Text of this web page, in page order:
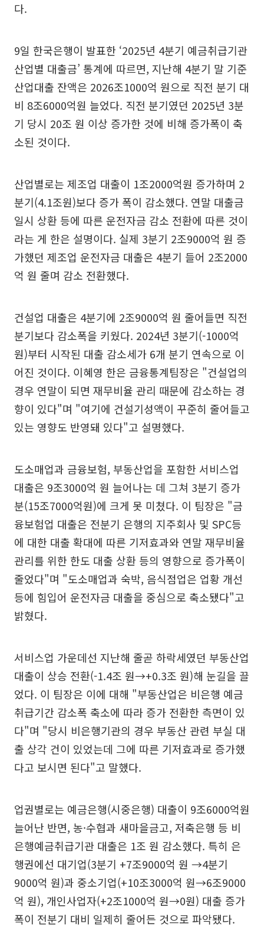
다.
9일 한국은행이 발표한 ‘2025년 4분기 예금취급기관
산업별 대출금’ 통계에 따르면, 지난해 4분기 말 기준
산업대출 잔액은 2026조1000억 원으로 직전 분기 대
비 8조6000억원 늘었다. 직전 분기였던 2025년 3분
기 당시 20조 원 이상 증가한 것에 비해 증가폭이 축
소된 것이다.
산업별로는 제조업 대출이 1조2000억원 증가하며 2
분기(4.1조원)보다 증가 폭이 감소했다. 연말 대출금
일시 상환 등에 따른 운전자금 감소 전환에 따른 것이
라는 게 한은 설명이다. 실제 3분기 2조9000억 원 증
가했던 제조업 운전자금 대출은 4분기 들어 2조2000
억 원 줄며 감소 전환했다.
건설업 대출은 4분기에 2조9000억 원 줄어들면 직전
분기보다 감소폭을 키웠다. 2024년 3분기(-1000억
원)부터 시작된 대출 감소세가 6개 분기 연속으로 이
어진 것이다. 이혜영 한은 금융통계팀장은 "건설업의
경우 연말이 되면 재무비율 관리 때문에 감소하는 경
향이 있다"며 "여기에 건설기성액이 꾸준히 줄어들고
있는 영향도 반영돼 있다"고 설명했다.
도소매업과 금융보험, 부동산업을 포함한 서비스업
대출은 9조3000억 원 늘어나는 데 그쳐 3분기 증가
분(15조7000억원)에 크게 못 미쳤다. 이 팀장은 "금
융보험업 대출은 전분기 은행의 지주회사 및 SPC등
에 대한 대출 확대에 따른 기저효과와 연말 재무비율
관리를 위한 한도 대출 상환 등의 영향으로 증가폭이
줄었다"며 "도소매업과 숙박, 음식점업은 업황 개선
등에 힘입어 운전자금 대출을 중심으로 축소됐다"고
밝혔다.
서비스업 가운데선 지난해 줄곧 하락세였던 부동산업
대출이 상승 전환(-1.4조 원→+0.3조 원)해 눈길을 끌
었다. 이 팀장은 이에 대해 "부동산업은 비은행 예금
취급기간 감소폭 축소에 따라 증가 전환한 측면이 있
다"며 "당시 비은행기관의 경우 부동산 관련 부실 대
출 상각 건이 있었는데 그에 따른 기저효과로 증가했
다고 보시면 된다"고 말했다.
업권별로는 예금은행(시중은행) 대출이 9조6000억원
늘어난 반면, 농·수협과 새마을금고, 저축은행 등 비
은행예금취급기관 대출은 1조 원 감소했다. 특히 은
행권에선 대기업(3분기 +7조9000억 원 →4분기
9000억 원)과 중소기업(+10조3000억 원→6조9000
억 원), 개인사업자(+2조1000억 원→0원) 대출 증가
폭이 전분기 대비 일제히 줄어든 것으로 파악됐다.